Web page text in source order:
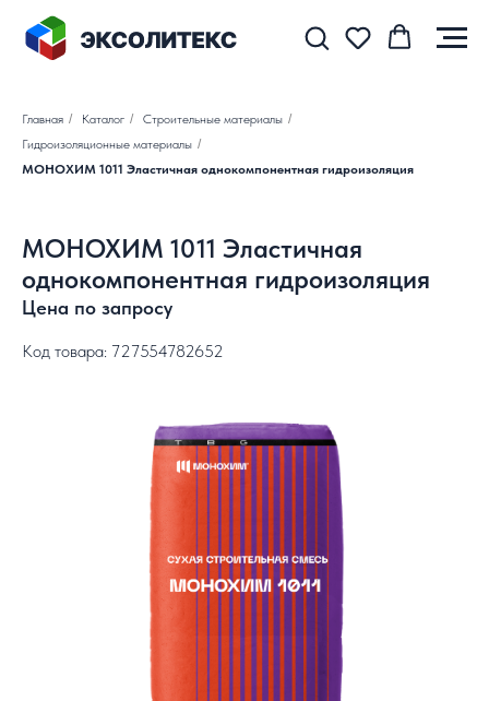
Главная / Каталог / Строительные материалы /
Гидроизоляционные материалы /
МОНОХИМ 1011 Эластичная однокомпонентная гидроизоляция
МОНОХИМ 1011 Эластичная
однокомпонентная гидроизоляция
Цена по запросу
Код товара: 727554782652